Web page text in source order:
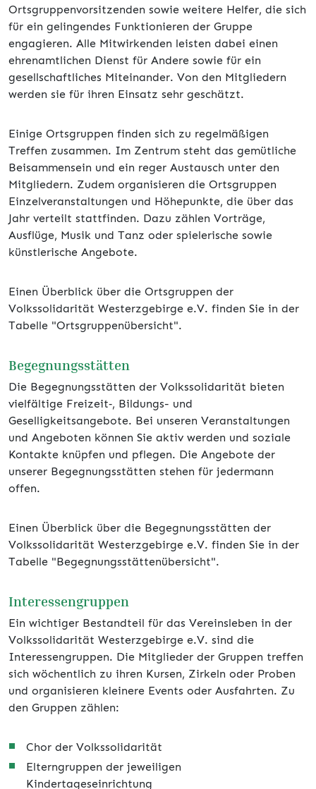
Ortsgruppenvorsitzenden sowie weitere Helfer, die sich
für ein gelingendes Funktionieren der Gruppe
engagieren. Alle Mitwirkenden leisten dabei einen
ehrenamtlichen Dienst für Andere sowie für ein
gesellschaftliches Miteinander. Von den Mitgliedern
werden sie für ihren Einsatz sehr geschätzt.
Einige Ortsgruppen finden sich zu regelmäßigen
Treffen zusammen. Im Zentrum steht das gemütliche
Beisammensein und ein reger Austausch unter den
Mitgliedern. Zudem organisieren die Ortsgruppen
Einzelveranstaltungen und Höhepunkte, die über das
Jahr verteilt stattfinden. Dazu zählen Vorträge,
Ausflüge, Musik und Tanz oder spielerische sowie
künstlerische Angebote.
Einen Überblick über die Ortsgruppen der
Volkssolidarität Westerzgebirge e.V. finden Sie in der
Tabelle "Ortsgruppenübersicht".
Begegnungsstätten
Die Begegnungsstätten der Volkssolidarität bieten
vielfältige Freizeit‑, Bildungs- und
Geselligkeitsangebote. Bei unseren Veranstaltungen
und Angeboten können Sie aktiv werden und soziale
Kontakte knüpfen und pflegen. Die Angebote der
unserer Begegnungsstätten stehen für jedermann
offen.
Einen Überblick über die Begegnungsstätten der
Volkssolidarität Westerzgebirge e.V. finden Sie in der
Tabelle "Begegnungsstättenübersicht".
Interessengruppen
Ein wichtiger Bestandteil für das Vereinsleben in der
Volkssolidarität Westerzgebirge e.V. sind die
Interessengruppen. Die Mitglieder der Gruppen treffen
sich wöchentlich zu ihren Kursen, Zirkeln oder Proben
und organisieren kleinere Events oder Ausfahrten. Zu
den Gruppen zählen:
Chor der Volkssolidarität
Elterngruppen der jeweiligen
Kindertageseinrichtung